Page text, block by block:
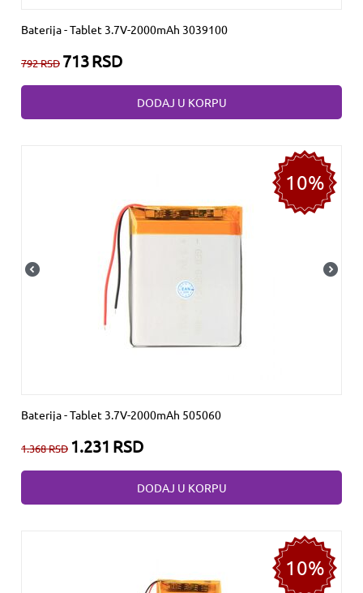
Baterija - Tablet 3.7V-2000mAh 3039100
792RSD 713RSD
DODAJ U KORPU
10%
Baterija - Tablet 3.7V-2000mAh 505060
1.368RSD 1.231 RSD
DODAJ U KORPU
10%